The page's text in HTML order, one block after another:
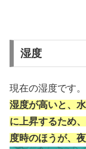
湿度
現在の湿度です。
湿度が高いと、
に上昇するため
度時のほうが、